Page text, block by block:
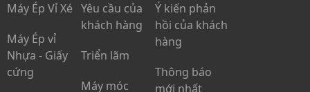
Máy Ép Vỉ Xé
Máy Ép vỉ
Nhựa - Giấy
cứng
Yêu cầu của
khách hàng
Triển lãm
Máy móc
Ý kiến phản
hồi của khách
hàng
Thông báo
mới nhất